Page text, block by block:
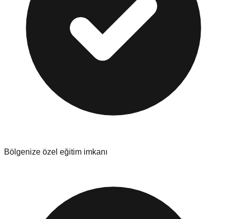
Bölgenize özel eğitim imkanı